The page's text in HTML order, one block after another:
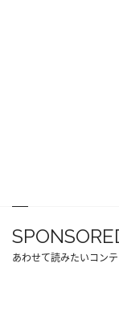
あわせて読みたいコン